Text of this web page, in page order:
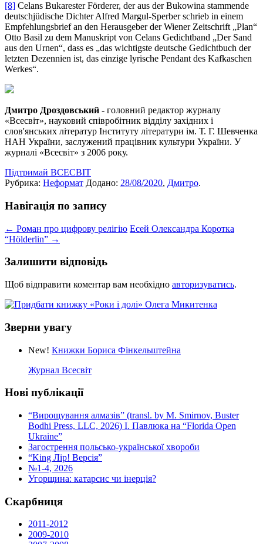
[8] Celans Bukarester Förderer, der aus der Bukowina stammende
deutschjüdische Dichter Alfred Margul-Sperber schrieb in einem
Empfehlungsbrief an den Herausgeber der Wiener Zeitschrift „Plan“
Otto Basil zu dem Manuskript von Celans Gedichtband „Der Sand
aus den Urnen“, dass es „das wichtigste deutsche Gedichtbuch der
letzten Dezennien ist, das einzige lyrische Pendant des Kafkaschen
Werkes“.
Дмитро Дроздовський - головний редактор журналу
«Всесвіт», науковий співробітник відділу західних і
слов'янських літератур Інституту літератури ім. Т. Г. Шевченка
НАН України, заслужений працівник культури України. У
журналі «Всесвіт» з 2006 року.
Підтримай ВСЕСВІТ
Рубрика: Неформат Додано: 28/08/2020, Дмитро.
Навігація по запису
← Роман про цифрову релігію Есей Олександра Коротка
“Hölderlin” →
Залишити відповідь
Щоб відправити коментар вам необхідно авторизуватись.
Зверни увагу
New! Книжки Бориса Фінкельштейна
Журнал Всесвіт
Нові публікації
“Вирощування алмазів” (transl. by M. Smirnov, Buster
Bodhi Press, LLC, 2026) І. Павлюка на “Florida Open
Ukraine”
Загострення польсько-української хвороби
“King Лір! Версія”
№1-4, 2026
Угорщина: катарсис чи інерція?
Скарбниця
2011-2012
2009-2010